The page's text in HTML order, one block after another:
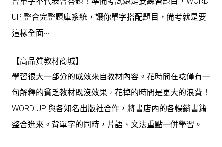
UP 整合完整題庫系統，讓你單字搭配題目，備考就是要
這樣全面~
【高品質教材商城】
學習很大一部分的成效來自教材內容。花時間在唸僅有一
句解釋的貧乏教材既沒效果，花掉的時間是更大的浪費！
WORD UP 與各知名出版社合作，將書店內的各暢銷書籍
整合進來。背單字的同時，片語、文法重點一併學習。